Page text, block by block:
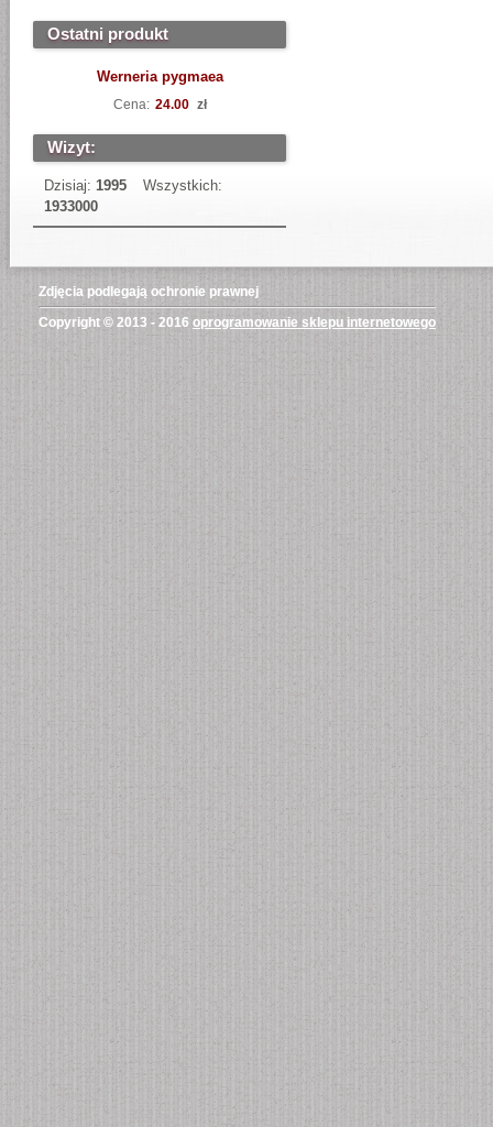
Ostatni produkt
Werneria pygmaea
Cena: 24.00 zł
Wizyt:
Dzisiaj: 1995
Wszystkich:
1933000
Zdjęcia podlegają ochronie prawnej
Copyright © 2013 - 2016 oprogramowanie sklepu internetowego